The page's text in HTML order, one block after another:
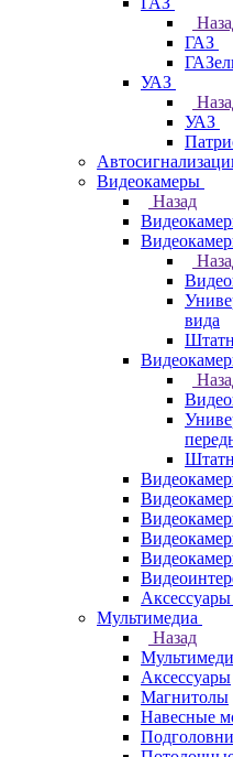
ГАЗ
УАЗ
УАЗ
Видеокамеры
Назад
вида
Мультимедиа
Назад
Аксессуары
Магнитолы
Навесные